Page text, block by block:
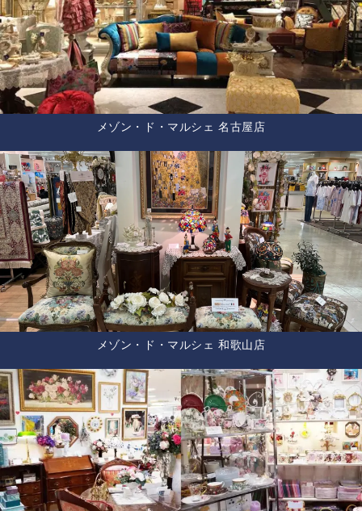
メゾン・ド・マルシェ 名古屋店
メゾン・ド・マルシェ 和歌山店